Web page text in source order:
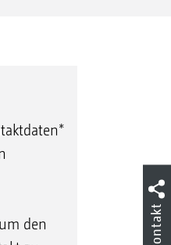
den
Kontakt